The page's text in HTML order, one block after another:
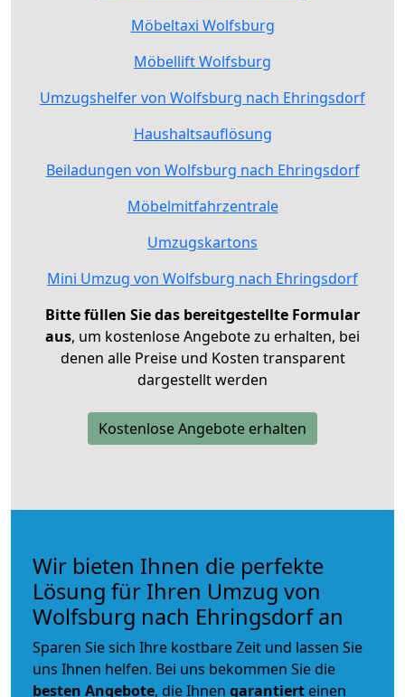
Möbeltaxi Wolfsburg
Möbellift Wolfsburg
Umzugshelfer von Wolfsburg nach Ehringsdorf
Haushaltsauflösung
Beiladungen von Wolfsburg nach Ehringsdorf
Möbelmitfahrzentrale
Umzugskartons
Mini Umzug von Wolfsburg nach Ehringsdorf
Bitte füllen Sie das bereitgestellte Formular
aus, um kostenlose Angebote zu erhalten, bei
denen alle Preise und Kosten transparent
dargestellt werden
Kostenlose Angebote erhalten
Wir bieten Ihnen die perfekte
Lösung für Ihren Umzug von
Wolfsburg nach Ehringsdorf an
Sparen Sie sich Ihre kostbare Zeit und lassen Sie
uns Ihnen helfen. Bei uns bekommen Sie die
besten Angebote, die Ihnen garantiert einen